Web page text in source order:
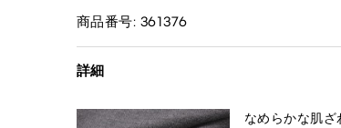
商品番号: 361376
詳細
なめらかな肌ざ